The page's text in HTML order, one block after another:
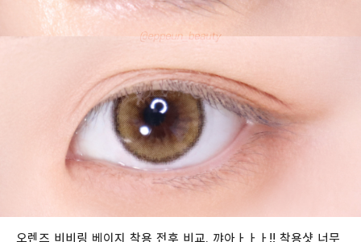
오렌즈 비비링 베이지 착용 전후 비교. 꺄아ㅏㅏㅏ!! 착용샷 너무